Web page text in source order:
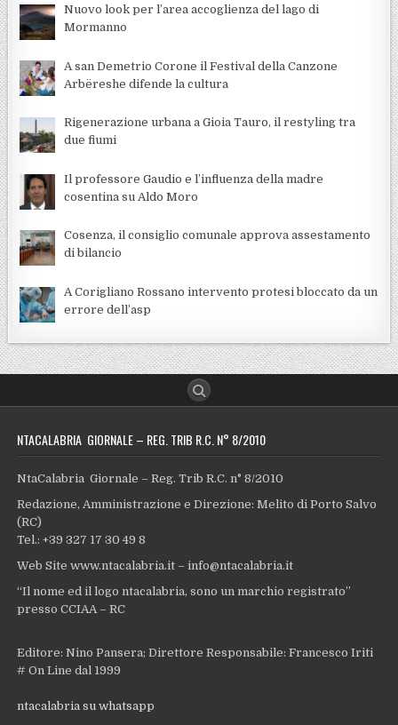
Nuovo look per l’area accoglienza del lago di
Mormanno
A san Demetrio Corone il Festival della Canzone
Arbëreshe difende la cultura
Rigenerazione urbana a Gioia Tauro, il restyling tra
due fiumi
Il professore Gaudio e l’influenza della madre
cosentina su Aldo Moro
Cosenza, il consiglio comunale approva assestamento
di bilancio
A Corigliano Rossano intervento protesi bloccato da un
errore dell’asp
NTACALABRIA GIORNALE – REG. TRIB R.C. N° 8/2010
NtaCalabria Giornale – Reg. Trib R.C. n° 8/2010
Redazione, Amministrazione e Direzione: Melito di Porto Salvo
(RC)
Tel.: +39 327 17 30 49 8
Web Site www.ntacalabria.it – info@ntacalabria.it
“Il nome ed il logo ntacalabria, sono un marchio registrato”
presso CCIAA – RC
Editore: Nino Pansera; Direttore Responsabile: Francesco Iriti
# On Line dal 1999
ntacalabria su whatsapp